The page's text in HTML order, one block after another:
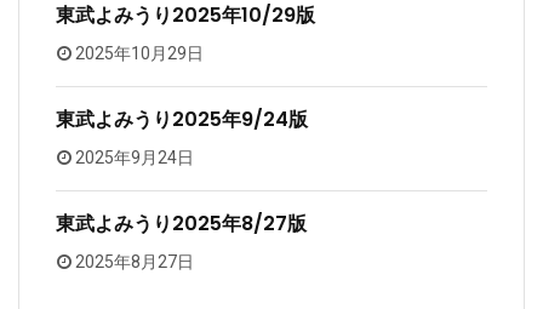
東武よみうり2025年10/29版
2025年10月29日
東武よみうり2025年9/24版
2025年9月24日
東武よみうり2025年8/27版
2025年8月27日